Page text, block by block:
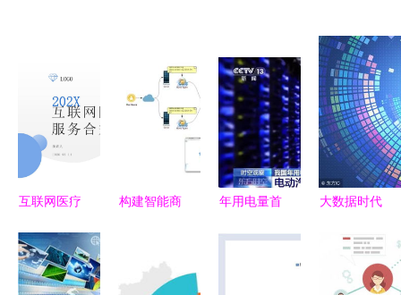
互联网医疗
务 机遇、
挑战与合规
构建智能商
大数据系统
年用电量首
大数据时代
心引擎 数
据服务